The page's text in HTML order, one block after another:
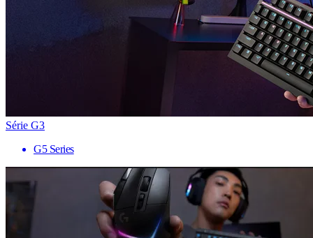
Série G3
G5 Series